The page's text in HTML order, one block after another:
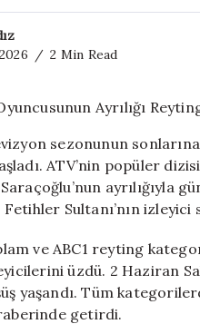
2 Min Read
sezonunun
ATV’nin popüler
ayrılığıyla
Sultanı’nın izleyici
ve ABC1 reyting
üzdü. 2 Haziran
yaşandı. Tüm
getirdi.